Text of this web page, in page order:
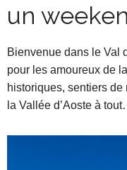
un
Bienvenue dans le Val
pour les amoureux de
historiques, sentiers
la Vallée d’Aoste à